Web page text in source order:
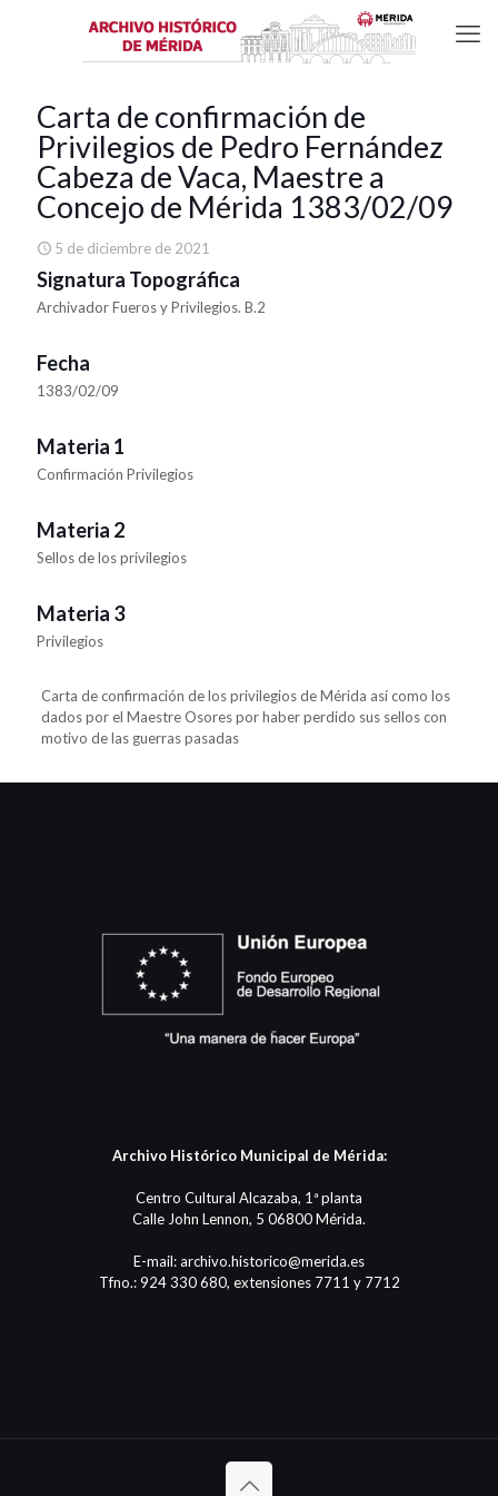
Carta de confirmación de
Privilegios de Pedro Fernández
Cabeza de Vaca, Maestre a
Concejo de Mérida 1383/02/09
5 de diciembre de 2021
Signatura Topográfica
Archivador Fueros y Privilegios. B.2
Fecha
1383/02/09
Materia 1
Confirmación Privilegios
Materia 2
Sellos de los privilegios
Materia 3
Privilegios
Carta de confirmación de los privilegios de Mérida así como los
dados por el Maestre Osores por haber perdido sus sellos con
motivo de las guerras pasadas
Archivo Histórico Municipal de Mérida:
Centro Cultural Alcazaba, 1ª planta
Calle John Lennon, 5 06800 Mérida.
E-mail: archivo.historico@merida.es
Tfno.: 924 330 680, extensiones 7711 y 7712